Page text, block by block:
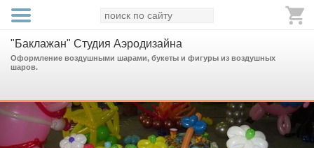
"Баклажан" Студия Аэродизайна
Оформление воздушными шарами, букеты и фигуры из воздушных
шаров.